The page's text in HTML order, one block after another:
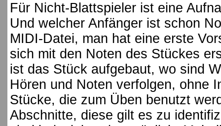
Für Nicht-Blattspieler ist eine
Und welcher Anfänger ist schon
MIDI-Datei, man hat eine erste
sich mit den Noten des Stückes
ist das Stück aufgebaut, wo sind
Hören und Noten verfolgen, ohne
Stücke, die zum Üben benutzt
Abschnitte, diese gilt es zu